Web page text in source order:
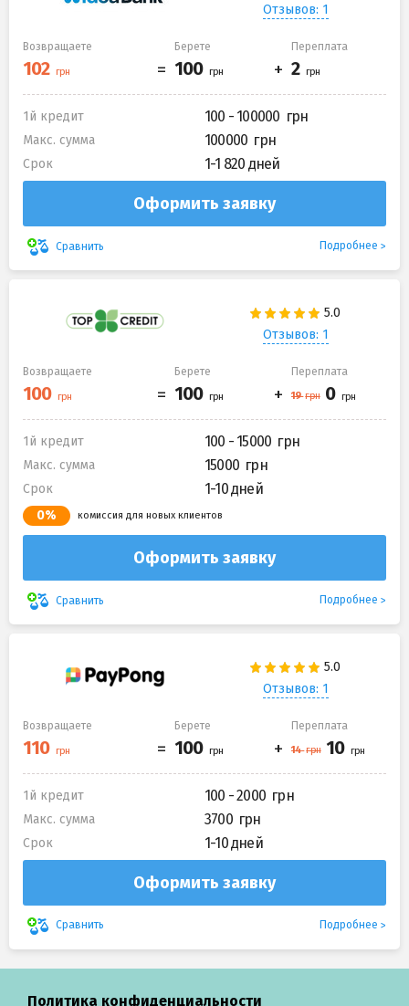
Отзывов: 1
Возвращаете Берете Переплата
1й кредит 100 - 100000
Макс. сумма 100000
Срок 1-1 820 дней
Оформить заявку
Сравнить Подробнее
Отзывов: 1
Возвращаете Берете Переплата
1й кредит 100 - 15000
Макс. сумма 15000
Срок 1-10 дней
0% комиссия для новых клиентов
Оформить заявку
Сравнить Подробнее
Отзывов: 1
Возвращаете Берете Переплата
1й кредит 100 - 2000
Макс. сумма 3700
Срок 1-10 дней
Оформить заявку
Сравнить Подробнее
Политика конфиденциальности